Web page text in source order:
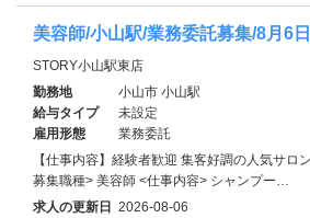
美容師/小山駅/業務委託募集/8月6
STORY小山駅東店
勤務地
小山市 小山駅
給与タイプ
未設定
雇用形態
業務委託
【仕事内容】経験者歓迎 集客好調の人気サロ
募集職種> 美容師 <仕事内容> シャンプー…
求人の更新日 2026-08-06